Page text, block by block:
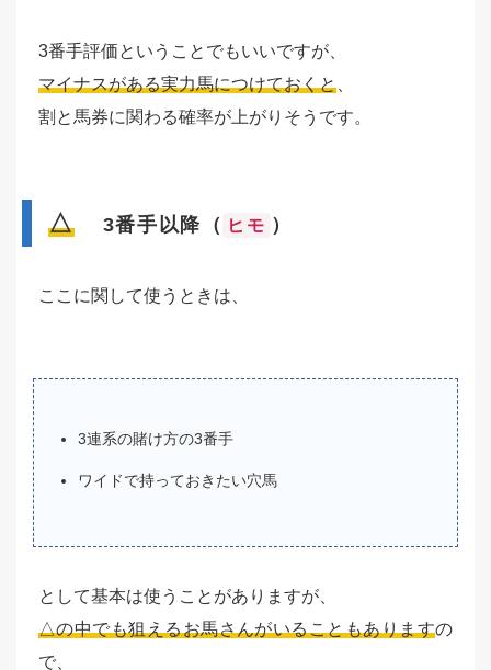
3番手評価ということでもいいですが、
マイナスがある実力馬につけておくと
割と馬券に関わる確率が上がりそうです。
△3番手以降（ ヒモ ）
ここに関して使うときは、
3連系の賭け方の3番手
ワイドで持っておきたい穴馬
として基本は使うことがありますが、
△の中でも狙えるお馬さんがいることもありますの
で、